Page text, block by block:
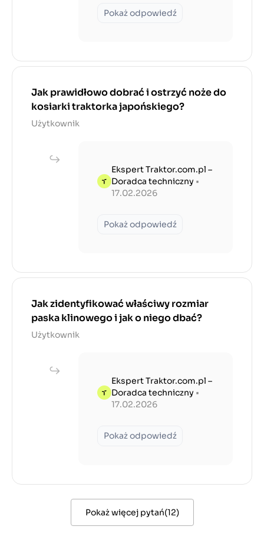
Pokaż odpowiedź
Jak prawidłowo dobrać i ostrzyć noże do
kosiarki traktorka japońskiego?
Użytkownik
Ekspert Traktor.com.pl –
Doradca techniczny •
17.02.2026
Pokaż odpowiedź
Jak zidentyfikować właściwy rozmiar
paska klinowego i jak o niego dbać?
Użytkownik
Ekspert Traktor.com.pl –
Doradca techniczny •
17.02.2026
Pokaż odpowiedź
Pokaż więcej pytań(12)